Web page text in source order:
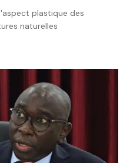
plastique des
naturelles